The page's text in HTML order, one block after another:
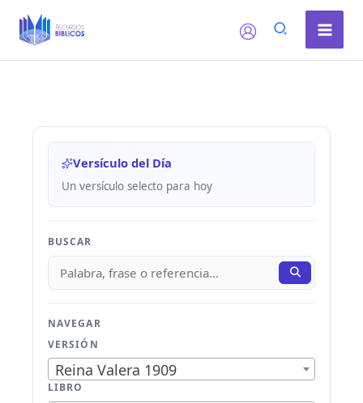
Versículo del Día
Un versículo selecto para hoy
BUSCAR
NAVEGAR
VERSIÓN
Reina Valera 1909
LIBRO